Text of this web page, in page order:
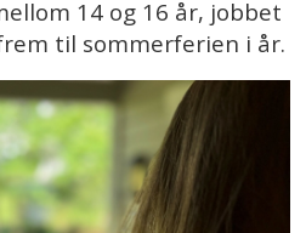
14 og 16 år, jobbet
til sommerferien i år.